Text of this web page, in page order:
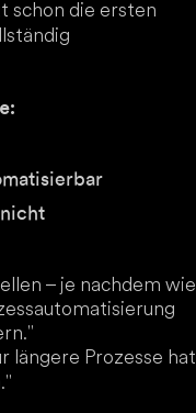
schon die ersten
– je nachdem wie
längere Prozesse hat